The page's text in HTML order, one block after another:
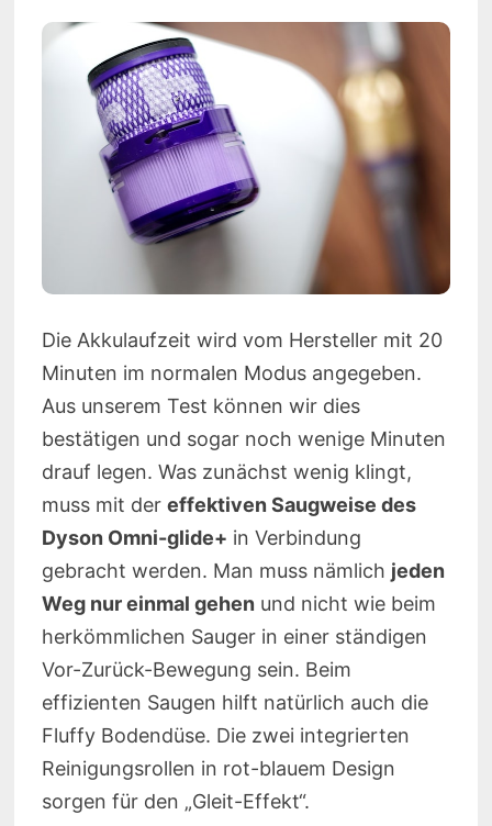
Die Akkulaufzeit wird vom Hersteller mit 20
Minuten im normalen Modus angegeben.
Aus unserem Test können wir dies
bestätigen und sogar noch wenige Minuten
drauf legen. Was zunächst wenig klingt,
muss mit der effektiven Saugweise des
Dyson Omni-glide+ in Verbindung
gebracht werden. Man muss nämlich jeden
Weg nur einmal gehen und nicht wie beim
herkömmlichen Sauger in einer ständigen
Vor-Zurück-Bewegung sein. Beim
effizienten Saugen hilft natürlich auch die
Fluffy Bodendüse. Die zwei integrierten
Reinigungsrollen in rot-blauem Design
sorgen für den „Gleit-Effekt“.